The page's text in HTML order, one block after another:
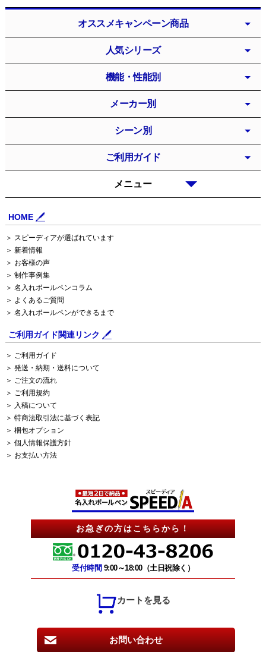
お急ぎの方はこちらから！
受付時間 9:00～18:00（土日祝除く）
カートを見る
お問い合わせ
HOME
＞ スピーディアが選ばれています
＞ 新着情報
＞ お客様の声
＞ 制作事例集
＞ 名入れボールペンコラム
＞ よくあるご質問
＞ 名入れボールペンができるまで
ご利用ガイド関連リンク
＞ ご利用ガイド
＞ 発送・納期・送料について
＞ ご注文の流れ
＞ ご利用規約
＞ 入稿について
＞ 特商法取引法に基づく表記
＞ 梱包オプション
＞ 個人情報保護方針
＞ お支払い方法
メニュー
オススメキャンペーン商品
人気シリーズ
機能・性能別
メーカー別
シーン別
ご利用ガイド